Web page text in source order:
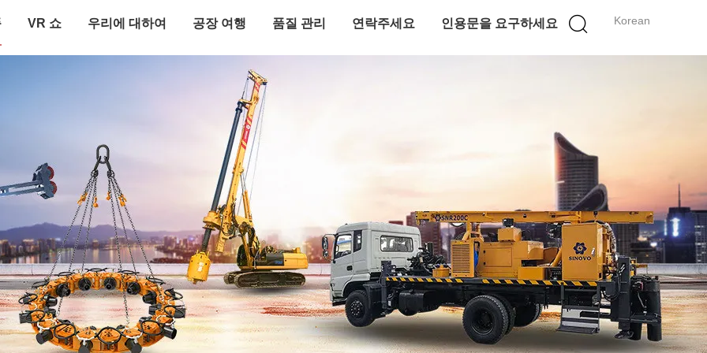
Korean
VR 쇼 우리에 대하여 공장 여행 품질 관리 연락주세요 인용문을 요구하세요